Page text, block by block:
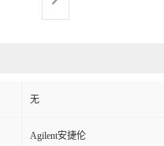
无
Agilent安捷伦